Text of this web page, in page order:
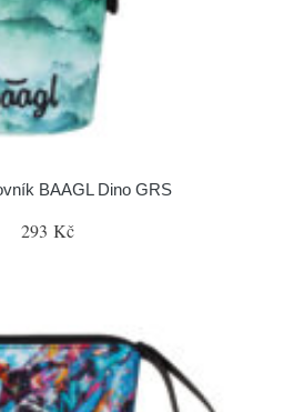
BAAGL Dino GRS
293 Kč